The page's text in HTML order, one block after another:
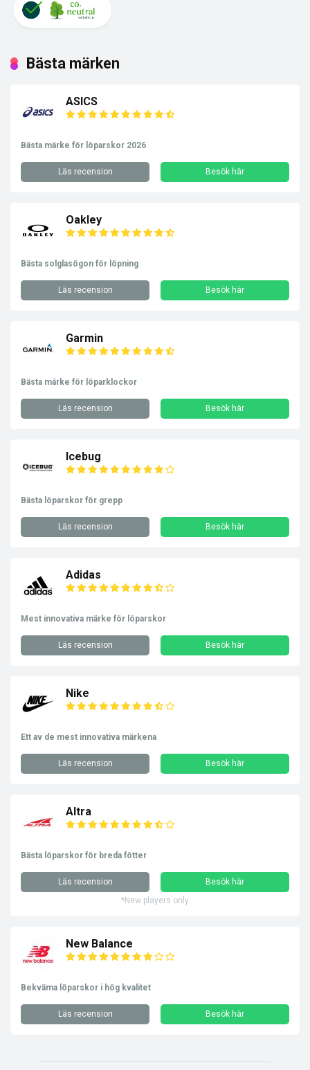
Bästa märken
ASICS
Bästa märke för löparskor 2026
Läs recension Besök här
Oakley
Bästa solglasögon för löpning
Läs recension Besök här
Garmin
Bästa märke för löparklockor
Läs recension Besök här
Icebug
Bästa löparskor för grepp
Läs recension Besök här
Adidas
Mest innovativa märke för löparskor
Läs recension Besök här
Nike
Ett av de mest innovativa märkena
Läs recension Besök här
Altra
Bästa löparskor för breda fötter
Läs recension
Besök här
*New players only
New Balance
Bekväma löparskor i hög kvalitet
Läs recension Besök här